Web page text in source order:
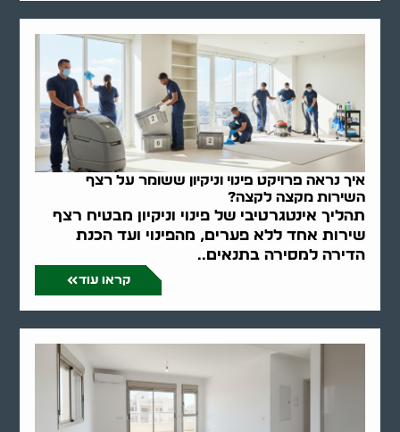
איך נראה פרויקט פינוי וניקיון ששומר על רצף
השירות מקצה לקצה?
תהליך אינטגרטיבי של פינוי וניקיון מבטיח רצף
שירות אחד ללא פערים, מהפינוי ועד הכנת
הדירה למסירה בתנאים..
קראו עוד